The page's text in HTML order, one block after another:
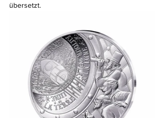
übersetzt.